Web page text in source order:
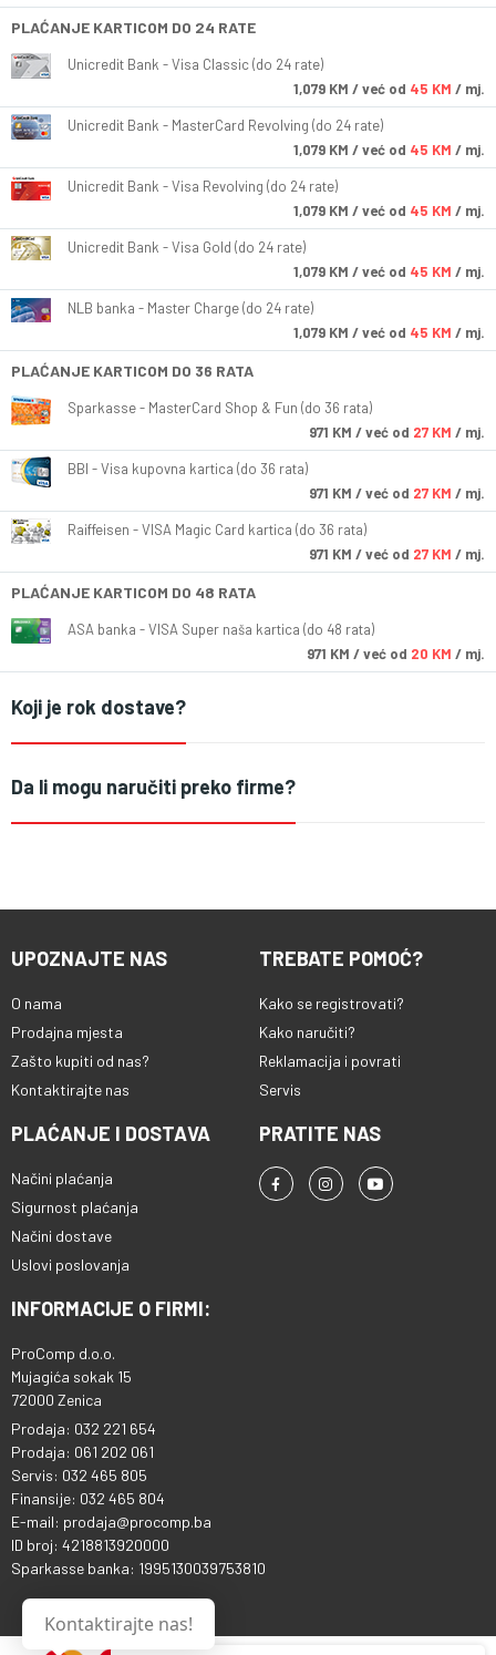
PLAĆANJE KARTICOM DO 24 RATE
Unicredit Bank - Visa Classic (do 24 rate)
1,079 KM / već od 45 KM / mj.
Unicredit Bank - MasterCard Revolving (do 24 rate)
1,079 KM / već od 45 KM / mj.
Unicredit Bank - Visa Revolving (do 24 rate)
1,079 KM / već od 45 KM / mj.
Unicredit Bank - Visa Gold (do 24 rate)
1,079 KM / već od 45 KM / mj.
NLB banka - Master Charge (do 24 rate)
1,079 KM / već od 45 KM / mj.
PLAĆANJE KARTICOM DO 36 RATA
Sparkasse - MasterCard Shop & Fun (do 36 rata)
971 KM / već od 27 KM / mj.
BBI - Visa kupovna kartica (do 36 rata)
971 KM / već od 27 KM / mj.
Raiffeisen - VISA Magic Card kartica (do 36 rata)
971 KM / već od 27 KM / mj.
PLAĆANJE KARTICOM DO 48 RATA
ASA banka - VISA Super naša kartica (do 48 rata)
971 KM / već od 20 KM / mj.
Koji je rok dostave?
Da li mogu naručiti preko firme?
UPOZNAJTE NAS
O nama
Prodajna mjesta
Zašto kupiti od nas?
Kontaktirajte nas
TREBATE POMOĆ?
Kako se registrovati?
Kako naručiti?
Reklamacija i povrati
Servis
PLAĆANJE I DOSTAVA
Načini plaćanja
Sigurnost plaćanja
Načini dostave
Uslovi poslovanja
PRATITE NAS
INFORMACIJE O FIRMI:
ProComp d.o.o.
Mujagića sokak 15
72000 Zenica
Prodaja: 032 221 654
Prodaja: 061 202 061
Servis: 032 465 805
Finansije: 032 465 804
E-mail: prodaja@procomp.ba
ID broj: 4218813920000
Sparkasse banka: 1995130039753810
Kontaktirajte nas!